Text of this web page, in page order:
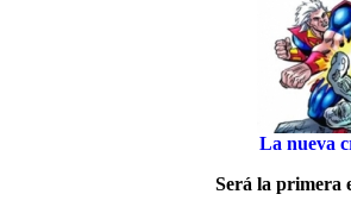
La nueva
Será la primera